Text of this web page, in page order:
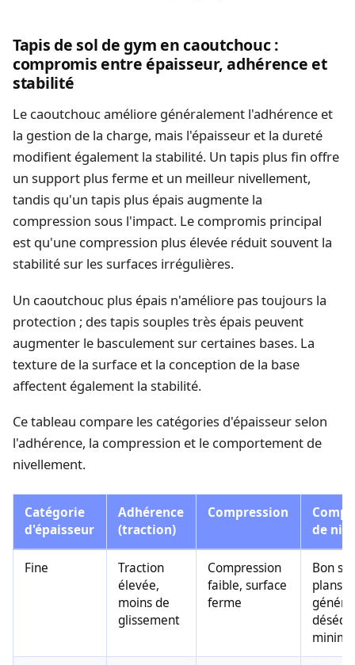
Tapis de sol de gym en caoutchouc :
compromis entre épaisseur, adhérence et
stabilité
Le caoutchouc améliore généralement l'adhérence et
la gestion de la charge, mais l'épaisseur et la dureté
modifient également la stabilité. Un tapis plus fin offre
un support plus ferme et un meilleur nivellement,
tandis qu'un tapis plus épais augmente la
compression sous l'impact. Le compromis principal
est qu'une compression plus élevée réduit souvent la
stabilité sur les surfaces irrégulières.
Un caoutchouc plus épais n'améliore pas toujours la
protection ; des tapis souples très épais peuvent
augmenter le basculement sur certaines bases. La
texture de la surface et la conception de la base
affectent également la stabilité.
Ce tableau compare les catégories d'épaisseur selon
l'adhérence, la compression et le comportement de
nivellement.
Catégorie
d'épaisseur
Adhérence
(traction)
Compression
de
Fine
Traction
élevée,
moins de
glissement
Compression
faible, surface
ferme
Bon
plans ;